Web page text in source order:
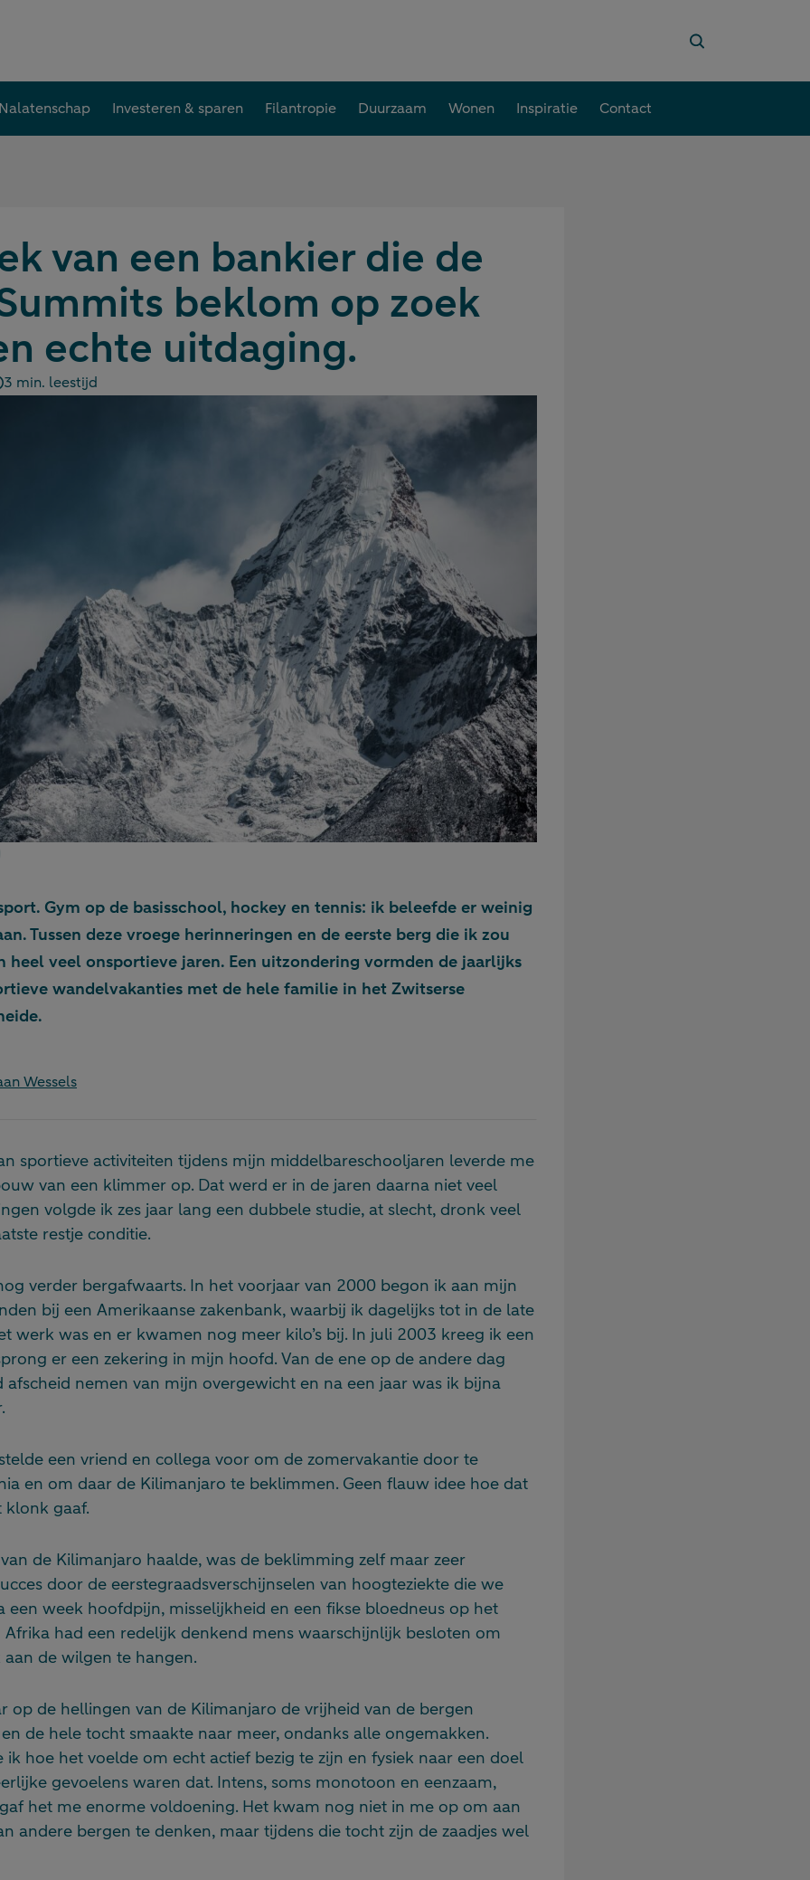
Investeren & sparen Filantropie Duurzaam Wonen Inspiratie Contact
van een bankier die de
beklom op zoek
echte uitdaging.
3 min. leestijd
Gym op de basisschool, hockey en tennis: ik beleefde er weinig
Tussen deze vroege herinneringen en de eerste berg die ik zou
heel veel onsportieve jaren. Een uitzondering vormden de jaarlijks
wandelvakanties met de hele familie in het Zwitserse
Wessels
sportieve activiteiten tijdens mijn middelbareschooljaren leverde me
van een klimmer op. Dat werd er in de jaren daarna niet veel
volgde ik zes jaar lang een dubbele studie, at slecht, dronk veel
restje conditie.
verder bergafwaarts. In het voorjaar van 2000 begon ik aan mijn
bij een Amerikaanse zakenbank, waarbij ik dagelijks tot in de late
werk was en er kwamen nog meer kilo’s bij. In juli 2003 kreeg ik een
er een zekering in mijn hoofd. Van de ene op de andere dag
nemen van mijn overgewicht en na een jaar was ik bijna
een vriend en collega voor om de zomervakantie door te
en om daar de Kilimanjaro te beklimmen. Geen flauw idee hoe dat
klonk gaaf.
de Kilimanjaro haalde, was de beklimming zelf maar zeer
door de eerstegraadsverschijnselen van hoogteziekte die we
een week hoofdpijn, misselijkheid en een fikse bloedneus op het
had een redelijk denkend mens waarschijnlijk besloten om
de wilgen te hangen.
op de hellingen van de Kilimanjaro de vrijheid van de bergen
de hele tocht smaakte naar meer, ondanks alle ongemakken.
ik hoe het voelde om echt actief bezig te zijn en fysiek naar een doel
gevoelens waren dat. Intens, soms monotoon en eenzaam,
het me enorme voldoening. Het kwam nog niet in me op om aan
andere bergen te denken, maar tijdens die tocht zijn de zaadjes wel